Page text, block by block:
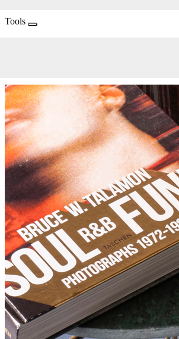
Tools